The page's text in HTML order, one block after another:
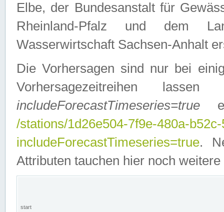
Elbe, der Bundesanstalt für
Rheinland-Pfalz und dem
Wasserwirtschaft Sachsen-Anhalt
Die Vorhersagen sind nur bei
Vorhersagezeitreihen
includeForecastTimeseries=true
/stations/1d26e504-7f9e-480a-
includeForecastTimeseries=true.
Attributen tauchen hier noch weitere
start